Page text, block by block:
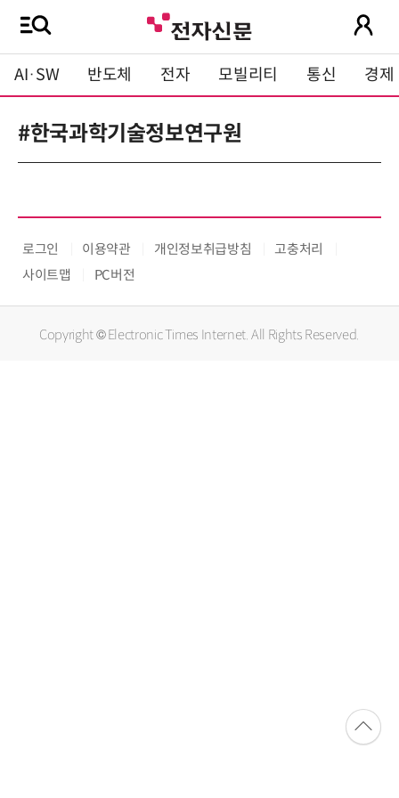
AI·SW 반도체 전자 모빌리티 통신 경제
#한국과학기술정보연구원
로그인 이용약관 개인정보취급방침
고충처리
사이트맵
PC버전
Copyright © Electronic Times Internet. All Rights Reserved.